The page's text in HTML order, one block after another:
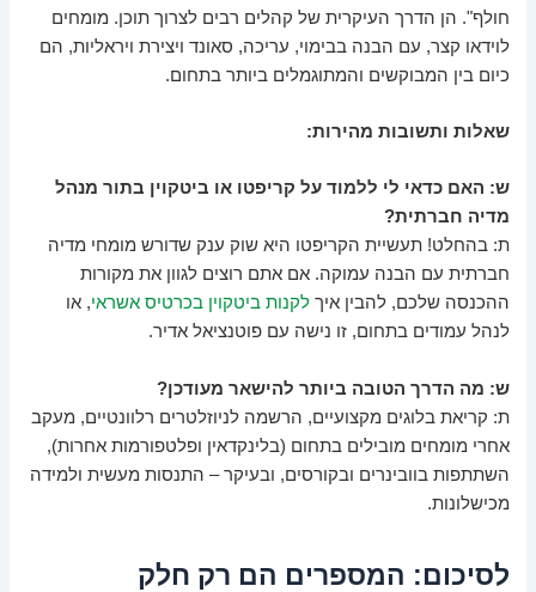
חולף". הן הדרך העיקרית של קהלים רבים לצרוך תוכן. מומחים
לוידאו קצר, עם הבנה בבימוי, עריכה, סאונד ויצירת ויראליות, הם
כיום בין המבוקשים והמתוגמלים ביותר בתחום.
שאלות ותשובות מהירות:
ש: האם כדאי לי ללמוד על קריפטו או ביטקוין בתור מנהל
מדיה חברתית?
ת: בהחלט! תעשיית הקריפטו היא שוק ענק שדורש מומחי מדיה
חברתית עם הבנה עמוקה. אם אתם רוצים לגוון את מקורות
ההכנסה שלכם, להבין איךלקנות ביטקוין בכרטיס אשראי, או
לנהל עמודים בתחום, זו נישה עם פוטנציאל אדיר.
ש: מה הדרך הטובה ביותר להישאר מעודכן?
ת: קריאת בלוגים מקצועיים, הרשמה לניוזלטרים רלוונטיים, מעקב
אחרי מומחים מובילים בתחום (בלינקדאין ופלטפורמות אחרות),
השתתפות בוובינרים ובקורסים, ובעיקר – התנסות מעשית ולמידה
מכישלונות.
לסיכום: המספרים הם רק חלק